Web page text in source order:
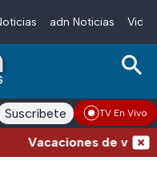
adn Noticias
adn Noticias Radio
Suscríbete TV En Vivo
Vacaciones de